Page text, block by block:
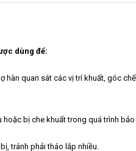
dùng để:
hàn quan sát các vị trí khuất, góc
hoặc bị che khuất trong quá trình
tránh phải tháo lắp nhiều.